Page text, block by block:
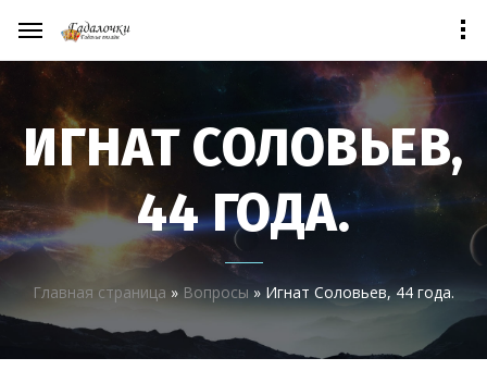
ИГНАТ СОЛОВЬЕВ,
44 ГОДА.
Главная страница » Вопросы » Игнат Соловьев, 44 года.